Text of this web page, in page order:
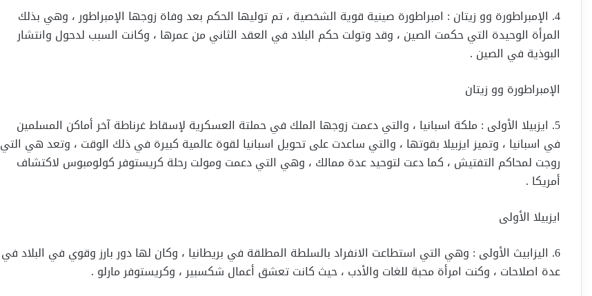
4. الإمبراطورة وو زيتان : امبراطورة صينية قوية الشخصية ، تم توليها الحكم بعد وفاة زوجها الإمبراطور ، وهي بذلك
المرأة الوحيدة التي حكمت الصين ، وقد وتولت حكم البلاد في العقد الثاني من عمرها ، وكانت السبب لدحول وانتشار
البوذية في الصين .
الإمبراطورة وو زيتان
5. ايزبيلا الأولى : ملكة اسبانيا ، والتي دعمت زوجها الملك في حملتة العسكرية لإسقاط غرناطة آخر أماكن المسلمين
في اسبانيا ، وتميز ايزبيلا بقوتها ، والتي ساعدت على تحويل اسبانيا لقوة عالمية كبيرة في ذلك الوقت ، وتعد هي التي
روجت لمحاكم التفتيش ، كما دعت لتوحيد عدة ممالك ، وهي التي دعمت ومولت رحلة كريستوفر كولومبوس لاكتشاف
أمريكا .
ايزبيلا الأولى
6. اليزابيث الأولى : وهي التي استطاعت الانفراد بالسلطة المطلقة في بريطانيا ، وكان لها دور بارز وقوي في البلاد في
عدة اصلاحات ، وكنت امرأة محبة للغات والأدب ، حيث كانت تعشق أعمال شكسبير ، وكريستوفر مارلو .